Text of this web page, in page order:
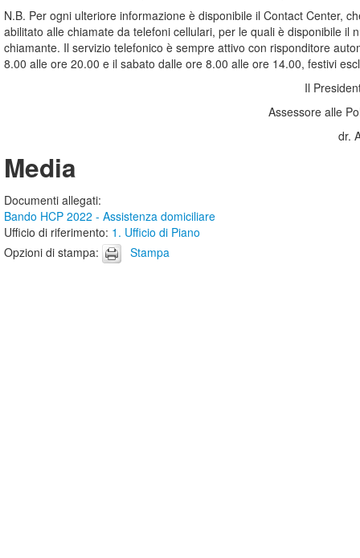
N.B. Per ogni ulteriore informazione è disponibile il Contact Center,
abilitato alle chiamate da telefoni cellulari, per le quali è disponibile
chiamante. Il servizio telefonico è sempre attivo con risponditore
8.00 alle ore 20.00 e il sabato dalle ore 8.00 alle ore 14.00, festivi
Il
Assessore alle
dr.
Media
Documenti allegati:
Bando HCP 2022 - Assistenza domiciliare
Ufficio di riferimento: 1. Ufficio di Piano
Opzioni di stampa: Stampa